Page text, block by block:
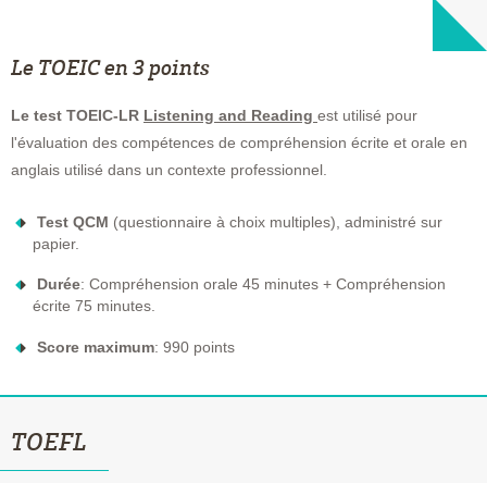
Le TOEIC en 3 points
Le test TOEIC-LR Listening and Reading est utilisé pour
l'évaluation des compétences de compréhension écrite et orale en
anglais utilisé dans un contexte professionnel.
Test QCM (questionnaire à choix multiples), administré sur
papier.
Durée: Compréhension orale 45 minutes + Compréhension
écrite 75 minutes.
Score maximum: 990 points
TOEFL